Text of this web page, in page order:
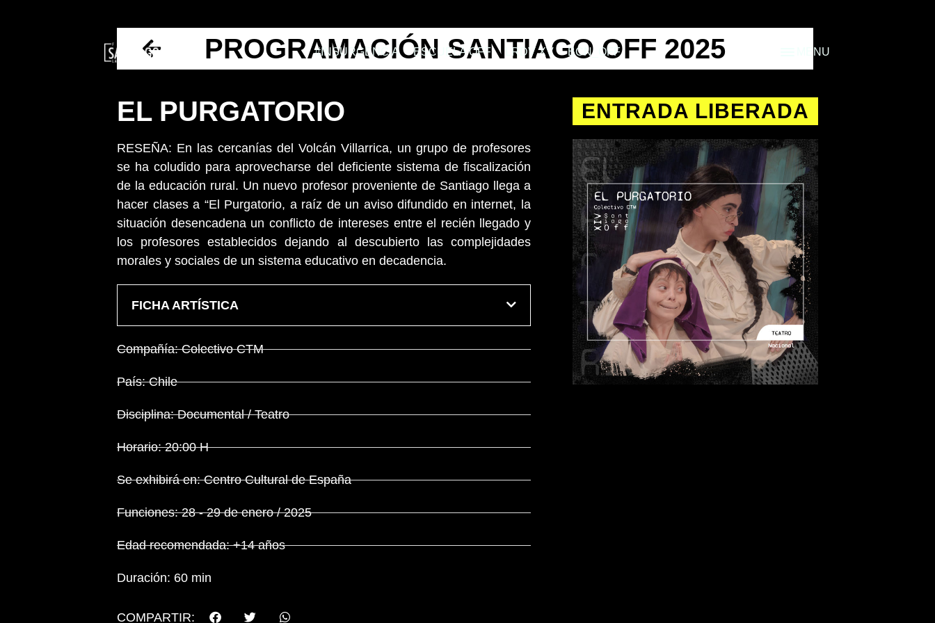
#INSURGENCIA ESCUELA OFF LRDV XV BCN_OFF MENU
PROGRAMACIÓN SANTIAGO OFF 2025
EL PURGATORIO
RESEÑA: En las cercanías del Volcán Villarrica, un grupo de profesores
se ha coludido para aprovecharse del deficiente sistema de fiscalización
de la educación rural. Un nuevo profesor proveniente de Santiago llega a
hacer clases a “El Purgatorio, a raíz de un aviso difundido en internet, la
situación desencadena un conflicto de intereses entre el recién llegado y
los profesores establecidos dejando al descubierto las complejidades
morales y sociales de un sistema educativo en decadencia.
FICHA ARTÍSTICA
Compañía: Colectivo CTM
País: Chile
Disciplina: Documental / Teatro
Horario: 20:00 H
Se exhibirá en: Centro Cultural de España
Funciones: 28 - 29 de enero / 2025
Edad recomendada: +14 años
Duración: 60 min
COMPARTIR:
ENTRADA LIBERADA